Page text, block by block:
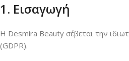
1. Εισαγωγή
Η Desmira Beauty σέβεται την
(GDPR).